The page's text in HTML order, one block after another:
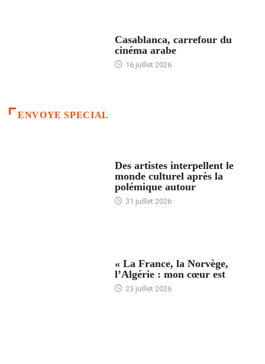
Casablanca, carrefour du
cinéma arabe
16 juillet 2026
ENVOYE SPECIAL
Des artistes interpellent le
monde culturel après la
polémique autour
31 juillet 2026
« La France, la Norvège,
l’Algérie : mon cœur est
23 juillet 2026